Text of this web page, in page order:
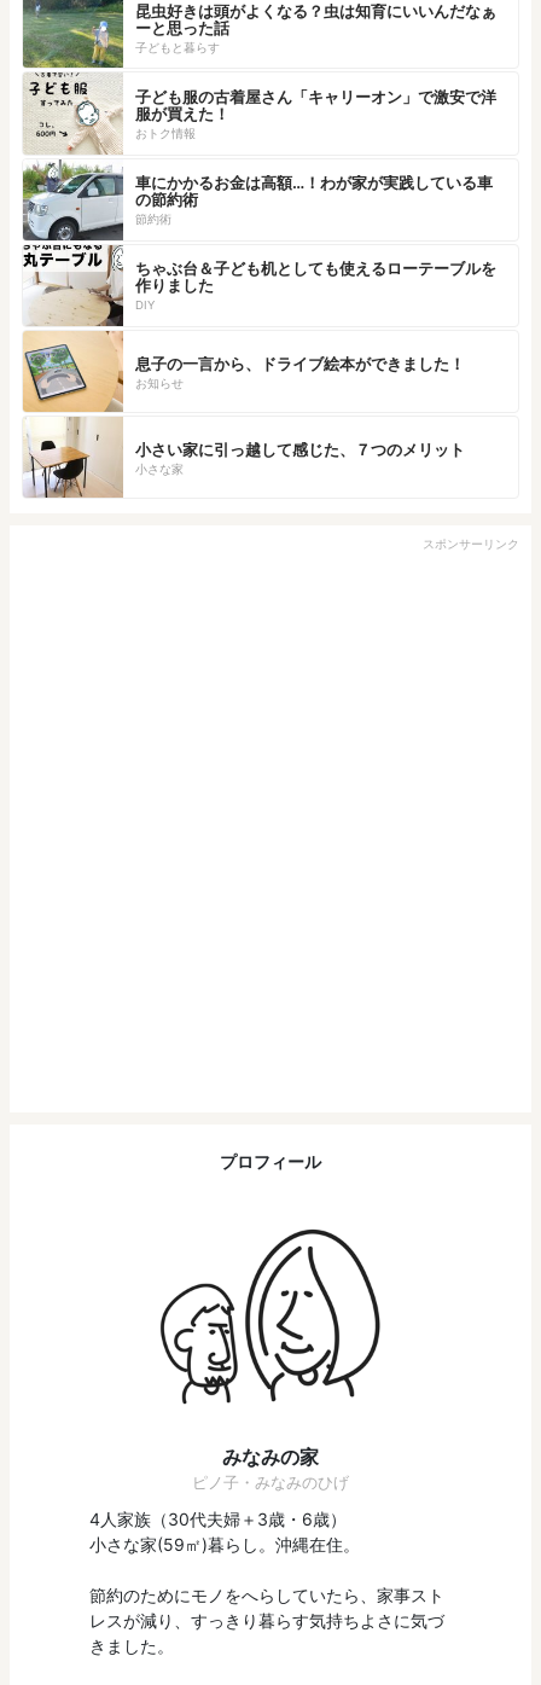
昆虫好きは頭がよくなる？虫は知育にいいんだなぁ
ーと思った話
子どもと暮らす
子ども服の古着屋さん「キャリーオン」で激安で洋
服が買えた！
おトク情報
車にかかるお金は高額…！わが家が実践している車
の節約術
節約術
ちゃぶ台＆子ども机としても使えるローテーブルを
作りました
DIY
息子の一言から、ドライブ絵本ができました！
お知らせ
小さい家に引っ越して感じた、７つのメリット
小さな家
スポンサーリンク
プロフィール
みなみの家
ピノ子・みなみのひげ
4人家族（30代夫婦＋3歳・6歳）
小さな家(59㎡)暮らし。沖縄在住。
節約のためにモノをへらしていたら、家事スト
レスが減り、すっきり暮らす気持ちよさに気づ
きました。